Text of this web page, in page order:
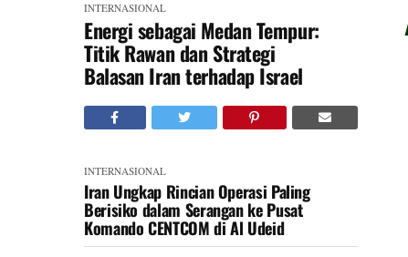
INTERNASIONAL
Energi sebagai Medan Tempur:
Titik Rawan dan Strategi
Balasan Iran terhadap Israel
INTERNASIONAL
Iran Ungkap Rincian Operasi Paling
Berisiko dalam Serangan ke Pusat
Komando CENTCOM di Al Udeid